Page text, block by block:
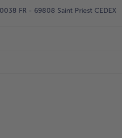
FR - 69808 Saint Priest CEDEX